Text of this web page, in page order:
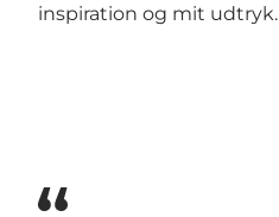
inspiration og mit udtryk.